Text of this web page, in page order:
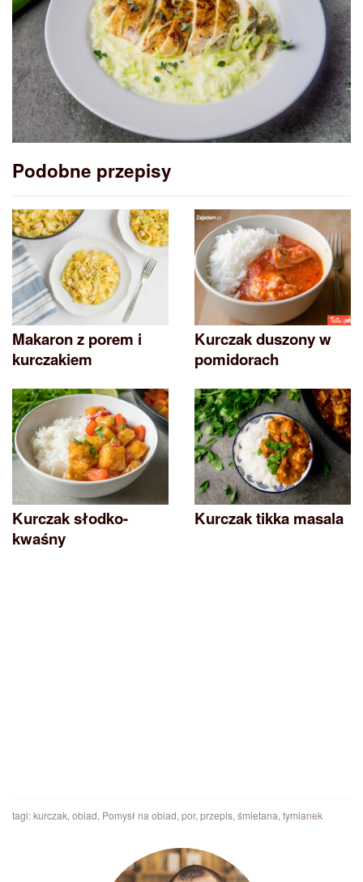
Podobne przepisy
Makaron z porem i
kurczakiem
Kurczak duszony w
pomidorach
Kurczak słodko-
kwaśny
Kurczak tikka masala
tagi:kurczak, obiad, Pomysł na obiad, por, przepis, śmietana, tymianek